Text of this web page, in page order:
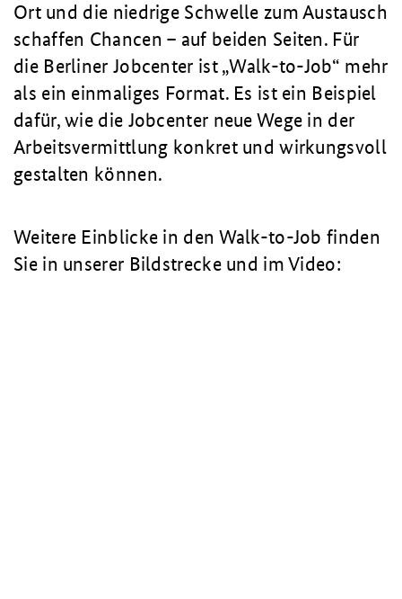
Ort und die niedrige Schwelle zum Austausch
schaffen Chancen – auf beiden Seiten. Für
die Berliner Jobcenter ist „Walk-to-Job“ mehr
als ein einmaliges Format. Es ist ein Beispiel
dafür, wie die Jobcenter neue Wege in der
Arbeitsvermittlung konkret und wirkungsvoll
gestalten können.
Weitere Einblicke in den Walk-to-Job finden
Sie in unserer Bildstrecke und im Video: